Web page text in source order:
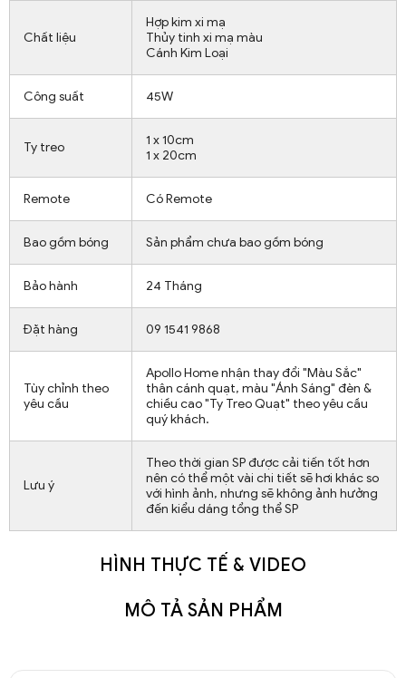
Chất liệu
Hợp kim xi mạ
Thủy tinh xi mạ màu
Cánh Kim Loại
Công suất 45W
Ty treo
1 x 10cm
1 x 20cm
Remote Có Remote
Bao gồm bóng Sản phẩm chưa bao gồm bóng
Bảo hành 24 Tháng
Đặt hàng 09 1541 9868
Tùy chỉnh theo
yêu cầu
Apollo Home nhận thay đổi "Màu Sắc"
thân cánh quạt, màu "Ánh Sáng" đèn &
chiều cao "Ty Treo Quạt" theo yêu cầu
quý khách.
Lưu ý
Theo thời gian SP được cải tiến tốt hơn
nên có thể một vài chi tiết sẽ hơi khác so
với hình ảnh, nhưng sẽ không ảnh hưởng
đến kiểu dáng tổng thể SP
HÌNH THỰC TẾ & VIDEO
MÔ TẢ SẢN PHẨM